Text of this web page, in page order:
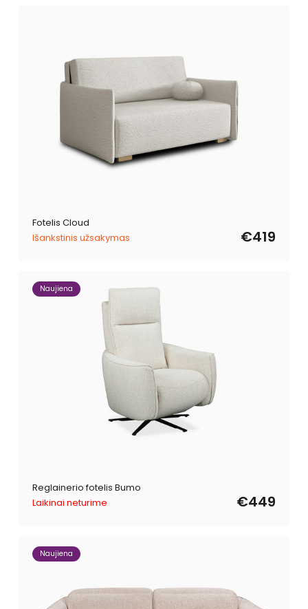
Fotelis Cloud
Išankstinis užsakymas
€419
Naujiena
Reglainerio fotelis Bumo
Laikinai neturime
€449
Naujiena